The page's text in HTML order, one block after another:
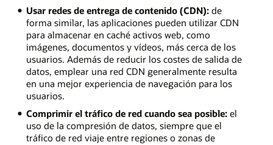
Usar redes de entrega de contenido (CDN):de
forma similar, las aplicaciones pueden utilizar CDN
para almacenar en caché activos web, como
imágenes, documentos y vídeos, más cerca de los
usuarios. Además de reducir los costes de salida de
datos, emplear una red CDN generalmente resulta
en una mejor experiencia de navegación para los
usuarios.
Comprimir el tráfico de red cuando sea posible:el
uso de la compresión de datos, siempre que el
tráfico de red viaje entre regiones o zonas de